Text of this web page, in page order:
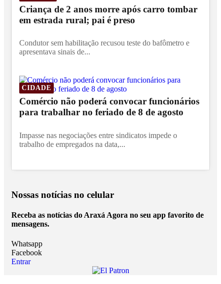
Criança de 2 anos morre após carro tombar
em estrada rural; pai é preso
Condutor sem habilitação recusou teste do bafômetro e
apresentava sinais de...
CIDADE
Comércio não poderá convocar funcionários
para trabalhar no feriado de 8 de agosto
Impasse nas negociações entre sindicatos impede o
trabalho de empregados na data,...
Nossas notícias no celular
Receba as notícias do Araxá Agora no seu app favorito de
mensagens.
Whatsapp
Facebook
Entrar